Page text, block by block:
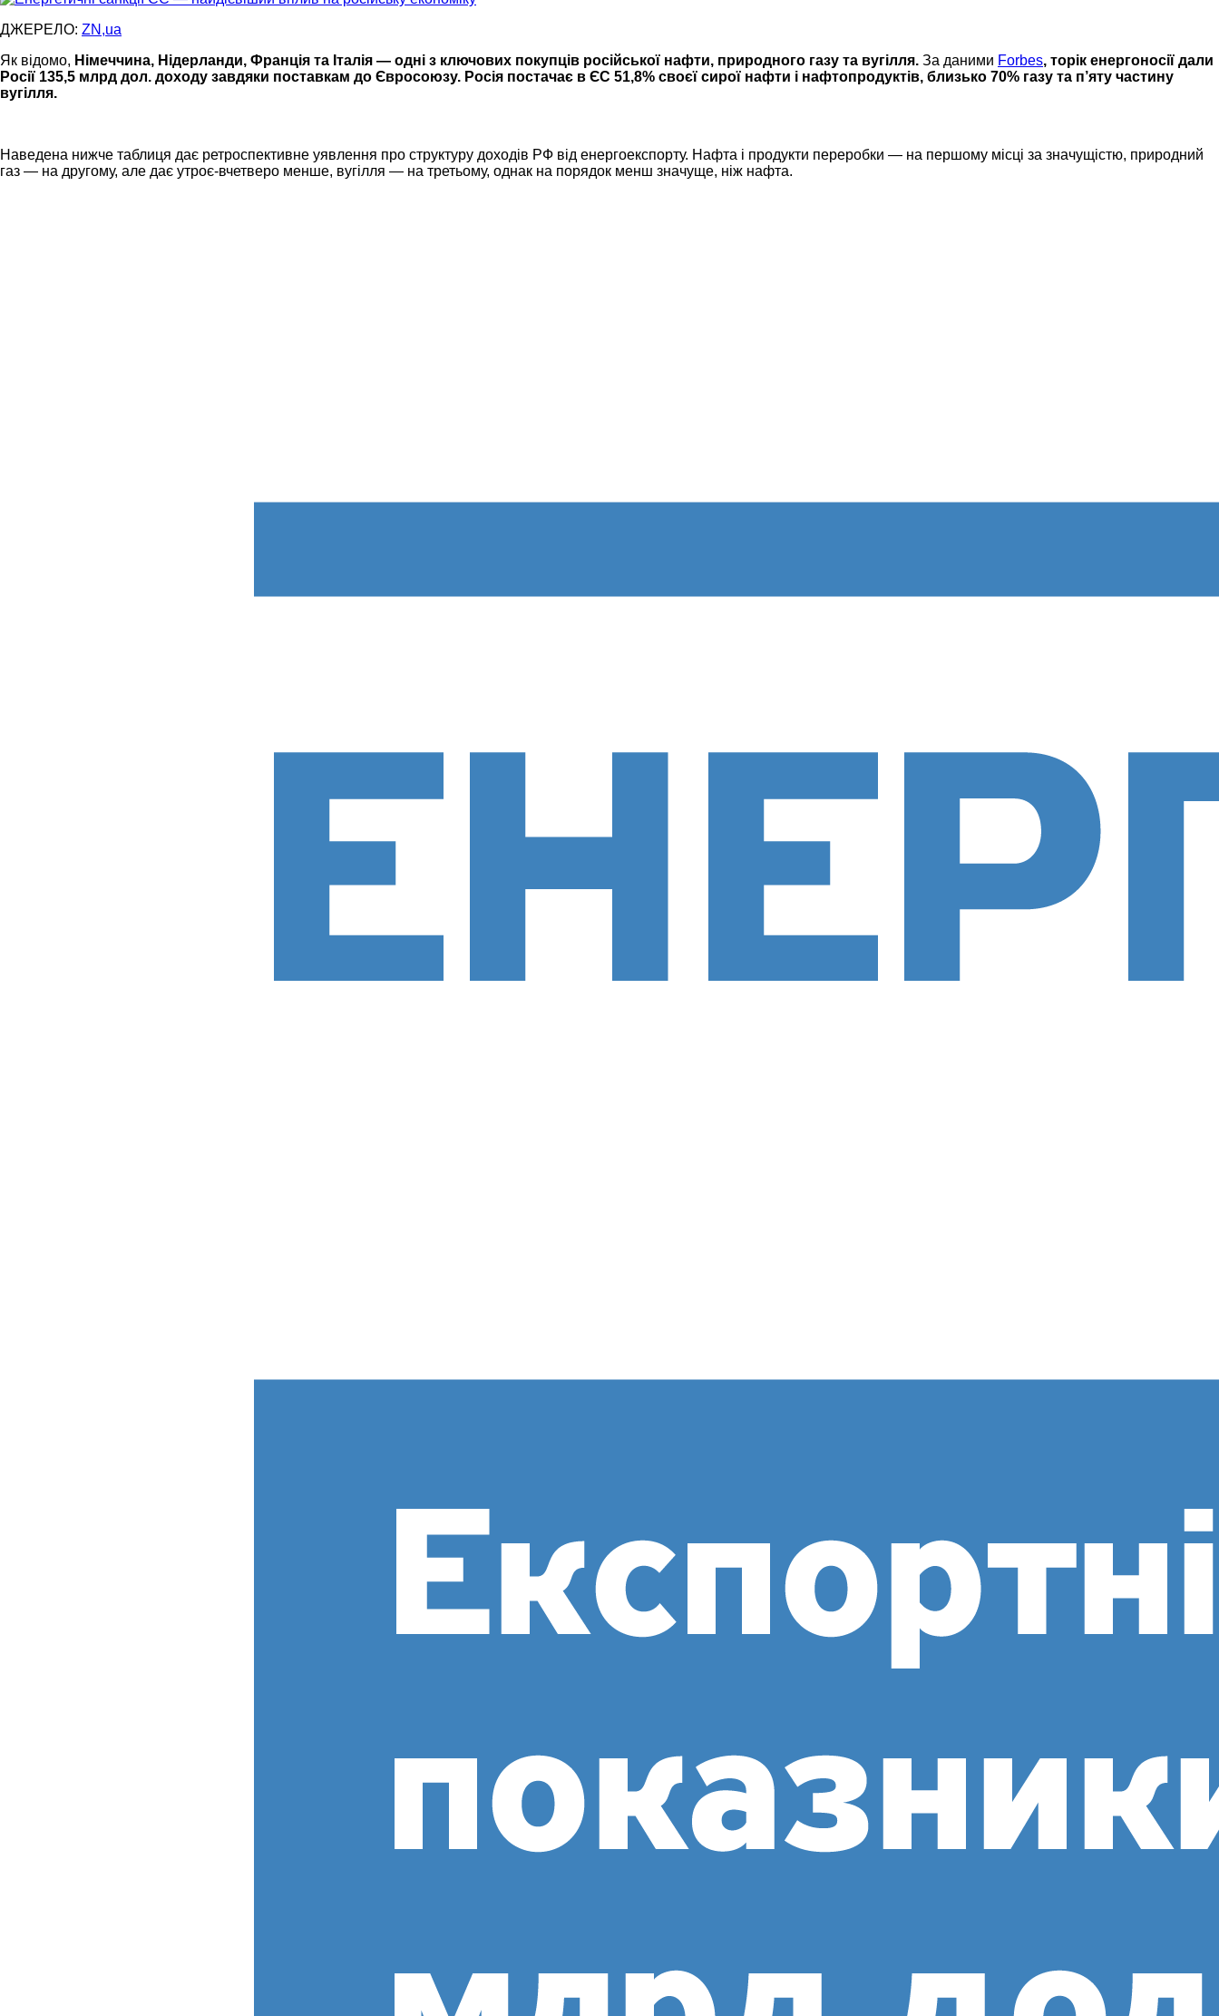
ДЖЕРЕЛО: ZN,ua
Як відомо, Німеччина, Нідерланди, Франція та Італія — одні з ключових покупців російської нафти, природного газу та вугілля. За даними Forbes, торік енергоносії дали
Росії 135,5 млрд дол. доходу завдяки поставкам до Євросоюзу. Росія постачає в ЄС 51,8% своєї сирої нафти і нафтопродуктів, близько 70% газу та п’яту частину
вугілля.
Наведена нижче таблиця дає ретроспективне уявлення про структуру доходів РФ від енергоекспорту. Нафта і продукти переробки — на першому місці за значущістю, природний
газ — на другому, але дає утроє-вчетверо менше, вугілля — на третьому, однак на порядок менш значуще, ніж нафта.